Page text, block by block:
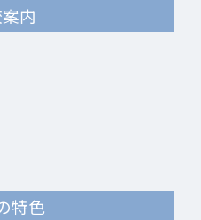
内
特色